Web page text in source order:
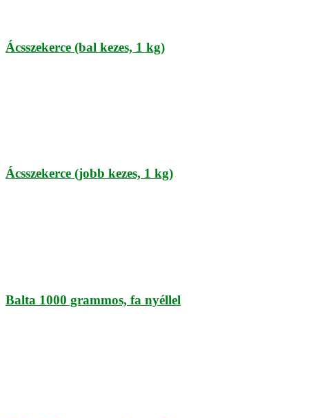
Ácsszekerce (bal kezes, 1 kg)
Ácsszekerce (jobb kezes, 1 kg)
Balta 1000 grammos, fa nyéllel